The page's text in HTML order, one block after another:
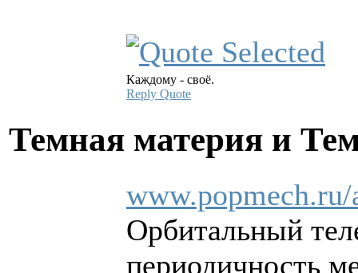
Каждому - своё.
Reply Quote
Темная материя и
Орбитальный
периодичность